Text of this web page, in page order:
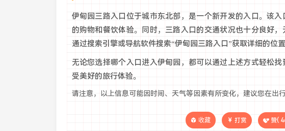
伊甸园三路入口位于城市东北部，是一个新开发的入口。该
的购物和餐饮体验。同时，三路入口的交通状况也十分良好
通过搜索引擎或导航软件搜索“伊甸园三路入口”获取详细的位置
无论您选择哪个入口进入伊甸园，都可以通过上述方式轻松
受美好的旅行体验。
请注意，以上信息可能因时间、天气等因素有所变化，建议您在出
收藏 打赏 赞(